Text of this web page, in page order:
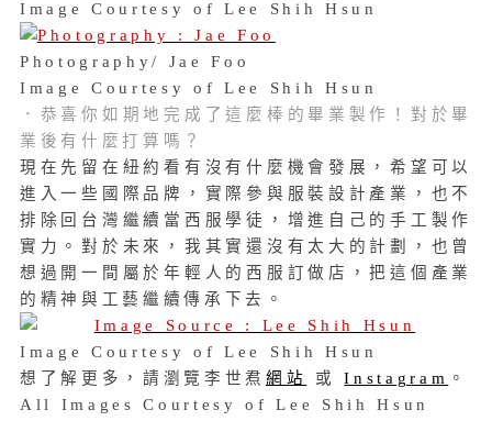
Image Courtesy of Lee Shih Hsun
Photography/ Jae Foo
Image Courtesy of Lee Shih Hsun
．恭喜你如期地完成了這麼棒的畢業製作！對於畢
業後有什麼打算嗎？
現在先留在紐約看有沒有什麼機會發展，希望可以
進入一些國際品牌，實際參與服裝設計產業，也不
排除回台灣繼續當西服學徒，增進自己的手工製作
實力。對於未來，我其實還沒有太大的計劃，也曾
想過開一間屬於年輕人的西服訂做店，把這個產業
的精神與工藝繼續傳承下去。
Image Courtesy of Lee Shih Hsun
想了解更多，請瀏覽李世焄 網站 或Instagram 。
All Images Courtesy of Lee Shih Hsun